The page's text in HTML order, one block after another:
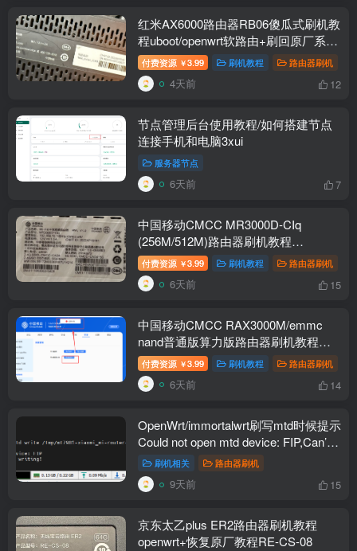
红米AX6000路由器RB06傻瓜式刷机教
程uboot/openwrt软路由+刷回原厂系统
教程
付费资源 ￥3.99 刷机教程 路由器刷机
4天前 12
节点管理后台使用教程/如何搭建节点
连接手机和电脑3xui
服务器节点
6天前 7
中国移动CMCC MR3000D-CIq
(256M/512M)路由器刷机教程
openwrt+恢复原厂
付费资源 ￥3.99 刷机教程 路由器刷机
6天前 15
中国移动CMCC RAX3000M/emmc
nand普通版算力版路由器刷机教程
openwrt+恢复原厂
付费资源 ￥3.99 刷机教程 路由器刷机
6天前 14
OpenWrt/immortalwrt刷写mtd时候提示
Could not open mtd device: FIP,Can’t
open device for writing!解决办法
刷机相关 路由器刷机
9天前 15
京东太乙plus ER2路由器刷机教程
openwrt+恢复原厂教程RE-CS-08